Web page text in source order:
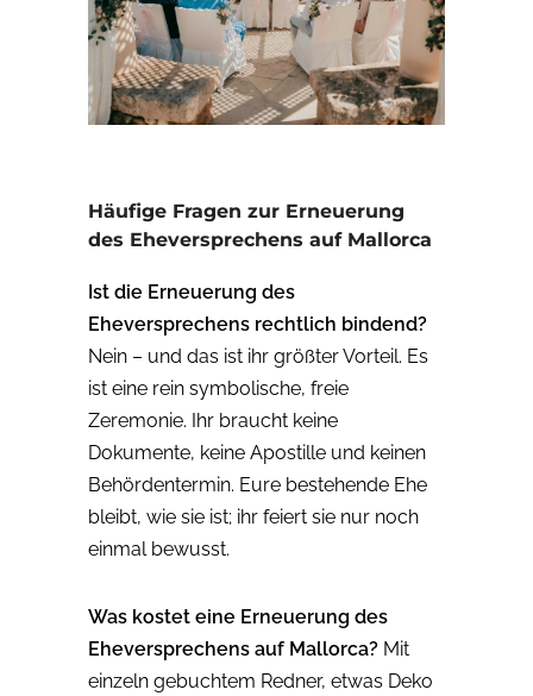
Häufige Fragen zur Erneuerung
des Eheversprechens auf Mallorca
Ist die Erneuerung des
Eheversprechens rechtlich bindend?
Nein – und das ist ihr größter Vorteil. Es
ist eine rein symbolische, freie
Zeremonie. Ihr braucht keine
Dokumente, keine Apostille und keinen
Behördentermin. Eure bestehende Ehe
bleibt, wie sie ist; ihr feiert sie nur noch
einmal bewusst.
Was kostet eine Erneuerung des
Eheversprechens auf Mallorca? Mit
einzeln gebuchtem Redner, etwas Deko